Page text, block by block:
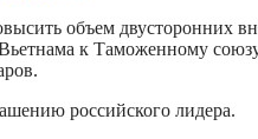
объем двусторонних
к Таможенному
российского лидера.